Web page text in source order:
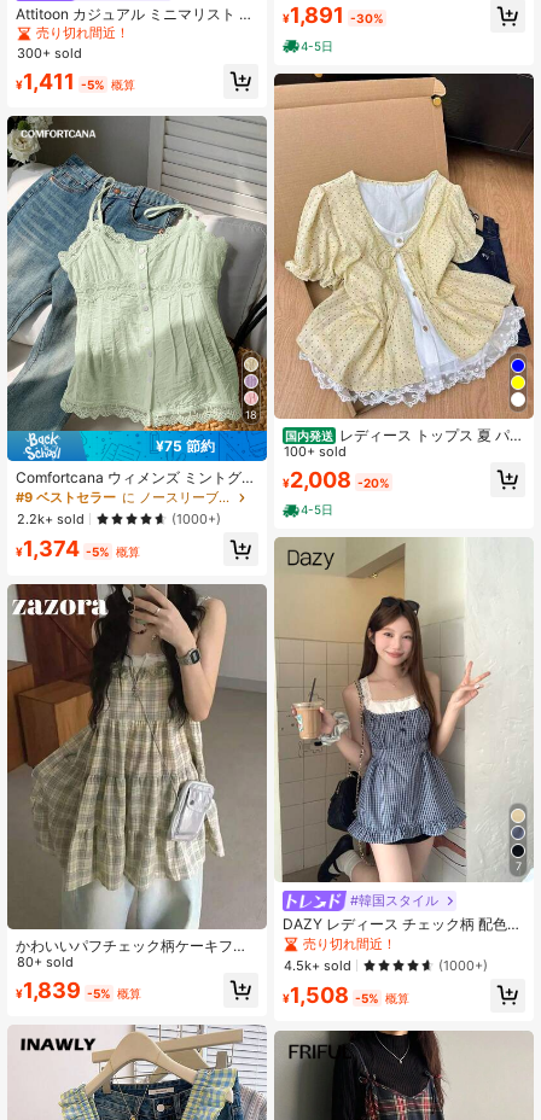
Attitoon カジュアル ミニマリスト レ
トロパンク Y2K 多用途 パーティー
ブルー&イエロー チェック柄 レディ
ィバル、ゴシックスタイル、サマー
ウェア
売り切れ間近！
300+ sold
¥1,411 -5% 概算
18
¥75 節約
Comfortcana ウィメンズ ミントグリ
ーン レース パッチワーク ボタン キ
ャミソップ、夏
#9 ベストセラー
に ノースリーブ 女性用ブラウス
2.2k+ sold
(1000+)
¥1,374 -5% 概算
かわいいパフチェック柄ケーキフリ
ルドレス、レトロルーズストラップ
ドレススカート、日本風夏
80+ sold
¥1,839 -5% 概算
ズ インナー兼用
¥1,891 -30%
4-5日
国内発送 レディース トップス 夏 パフ
スリーブ ホワイト 薄手 水玉 フェイ
クツーピース レース切り替え リボン
ボタン スタイリッシュ 合わせやすい
100+ sold
¥2,008 -20%
4-5日
7
#韓国スタイル
DAZY レディース チェック柄 配色レ
ーストリム ノースリーブ タンクトッ
プ カジュアル 夏向け スクールスタ
イル
売り切れ間近！
4.5k+ sold
(1000+)
¥1,508 -5% 概算